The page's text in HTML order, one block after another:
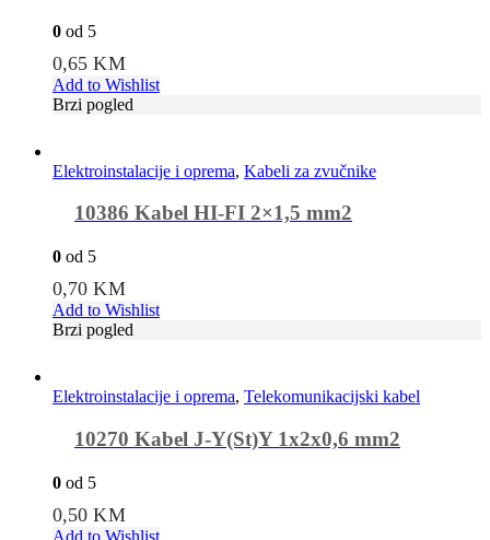
0 od 5
0,65KM
Add to Wishlist
Brzi pogled
Elektroinstalacije i oprema, Kabeli za zvučnike
10386 Kabel HI-FI 2×1,5 mm2
0 od 5
0,70KM
Add to Wishlist
Brzi pogled
Elektroinstalacije i oprema, Telekomunikacijski kabel
10270 Kabel J-Y(St)Y 1x2x0,6 mm2
0 od 5
0,50KM
Add to Wishlist